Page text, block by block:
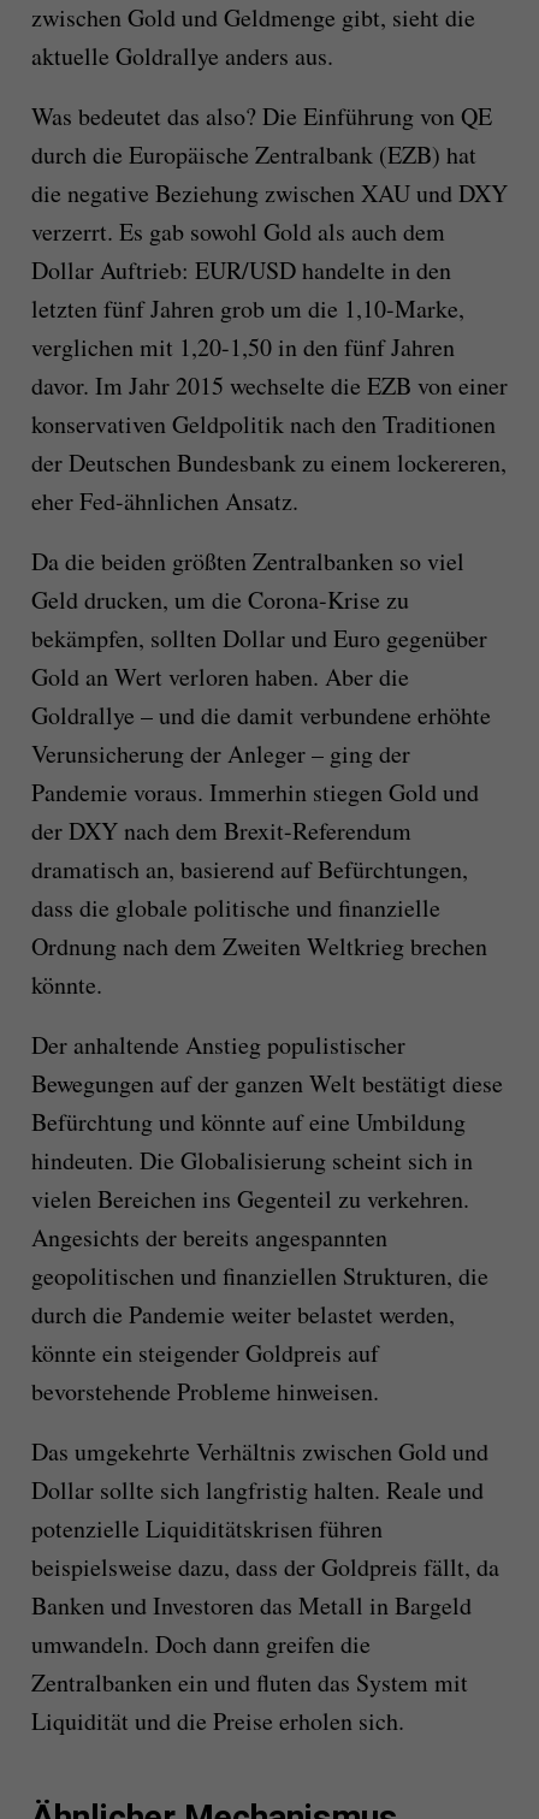
zwischen Gold und Geldmenge gibt, sieht die
aktuelle Goldrallye anders aus.
Was bedeutet das also? Die Einführung von QE
durch die Europäische Zentralbank (EZB) hat
die negative Beziehung zwischen XAU und DXY
verzerrt. Es gab sowohl Gold als auch dem
Dollar Auftrieb: EUR/USD handelte in den
letzten fünf Jahren grob um die 1,10-Marke,
verglichen mit 1,20-1,50 in den fünf Jahren
davor. Im Jahr 2015 wechselte die EZB von einer
konservativen Geldpolitik nach den Traditionen
der Deutschen Bundesbank zu einem lockereren,
eher Fed-ähnlichen Ansatz.
Da die beiden größten Zentralbanken so viel
Geld drucken, um die Corona-Krise zu
bekämpfen, sollten Dollar und Euro gegenüber
Gold an Wert verloren haben. Aber die
Goldrallye – und die damit verbundene erhöhte
Verunsicherung der Anleger – ging der
Pandemie voraus. Immerhin stiegen Gold und
der DXY nach dem Brexit-Referendum
dramatisch an, basierend auf Befürchtungen,
dass die globale politische und finanzielle
Ordnung nach dem Zweiten Weltkrieg brechen
könnte.
Der anhaltende Anstieg populistischer
Bewegungen auf der ganzen Welt bestätigt diese
Befürchtung und könnte auf eine Umbildung
hindeuten. Die Globalisierung scheint sich in
vielen Bereichen ins Gegenteil zu verkehren.
Angesichts der bereits angespannten
geopolitischen und finanziellen Strukturen, die
durch die Pandemie weiter belastet werden,
könnte ein steigender Goldpreis auf
bevorstehende Probleme hinweisen.
Das umgekehrte Verhältnis zwischen Gold und
Dollar sollte sich langfristig halten. Reale und
potenzielle Liquiditätskrisen führen
beispielsweise dazu, dass der Goldpreis fällt, da
Banken und Investoren das Metall in Bargeld
umwandeln. Doch dann greifen die
Zentralbanken ein und fluten das System mit
Liquidität und die Preise erholen sich.